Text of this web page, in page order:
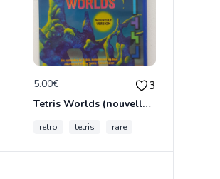
5.00€ 3
Tetris Worlds (nouvelle édition)
retro tetris rare